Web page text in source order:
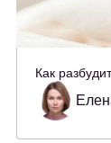
Как